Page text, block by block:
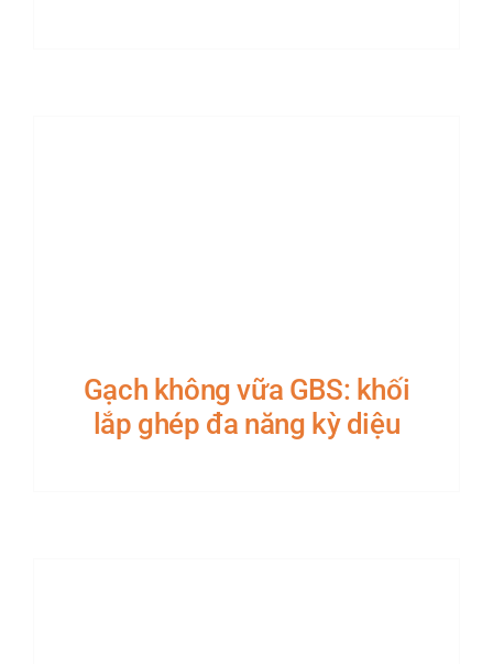
Gạch không vữa GBS: khối
lắp ghép đa năng kỳ diệu